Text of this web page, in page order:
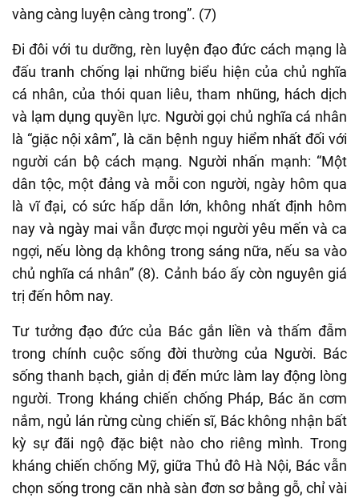
vàng càng luyện càng trong”. (7)
Đi đôi với tu dưỡng, rèn luyện đạo đức cách mạng là
đấu tranh chống lại những biểu hiện của chủ nghĩa
cá nhân, của thói quan liêu, tham nhũng, hách dịch
và lạm dụng quyền lực. Người gọi chủ nghĩa cá nhân
là “giặc nội xâm”, là căn bệnh nguy hiểm nhất đối với
người cán bộ cách mạng. Người nhấn mạnh: “Một
dân tộc, một đảng và mỗi con người, ngày hôm qua
là vĩ đại, có sức hấp dẫn lớn, không nhất định hôm
nay và ngày mai vẫn được mọi người yêu mến và ca
ngợi, nếu lòng dạ không trong sáng nữa, nếu sa vào
chủ nghĩa cá nhân” (8). Cảnh báo ấy còn nguyên giá
trị đến hôm nay.
Tư tưởng đạo đức của Bác gắn liền và thấm đẫm
trong chính cuộc sống đời thường của Người. Bác
sống thanh bạch, giản dị đến mức làm lay động lòng
người. Trong kháng chiến chống Pháp, Bác ăn cơm
nắm, ngủ lán rừng cùng chiến sĩ, Bác không nhận bất
kỳ sự đãi ngộ đặc biệt nào cho riêng mình. Trong
kháng chiến chống Mỹ, giữa Thủ đô Hà Nội, Bác vẫn
chọn sống trong căn nhà sàn đơn sơ bằng gỗ, chỉ vài